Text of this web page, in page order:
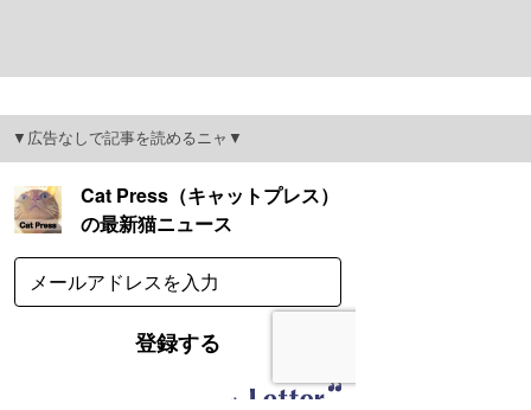
▼広告なしで記事を読めるニャ▼